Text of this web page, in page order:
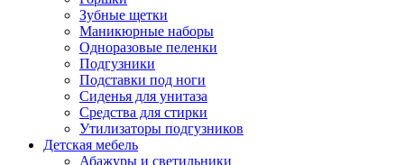
Зубные щетки
Маникюрные наборы
Одноразовые пеленки
Подгузники
Подставки под ноги
Сиденья для унитаза
Средства для стирки
Утилизаторы подгузников
Детская мебель
Абажуры и светильники